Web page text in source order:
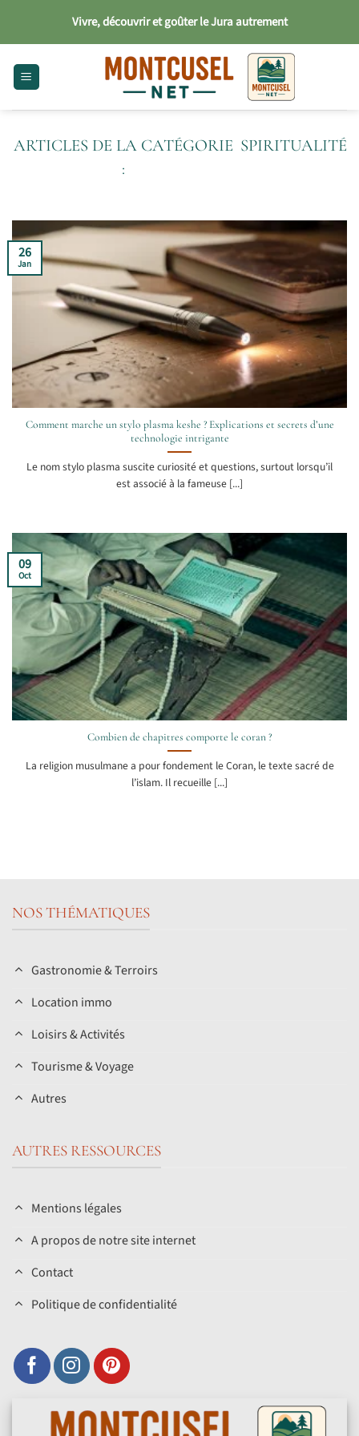
contenu
Vivre, découvrir et goûter le Jura autrement
SPIRITUALITÉ
Comment marche un stylo plasma keshe ? Explications et secrets d’une
technologie intrigante
Le nom stylo plasma suscite curiosité et questions, surtout lorsqu’il
est associé à la fameuse [...]
26
Jan
Combien de chapitres comporte le coran ?
La religion musulmane a pour fondement le Coran, le texte sacré de
l’islam. Il recueille [...]
09
Oct
NOS THÉMATIQUES
Gastronomie & Terroirs
Location immo
Loisirs & Activités
Tourisme & Voyage
Autres
AUTRES RESSOURCES
Mentions légales
A propos de notre site internet
Contact
Politique de confidentialité